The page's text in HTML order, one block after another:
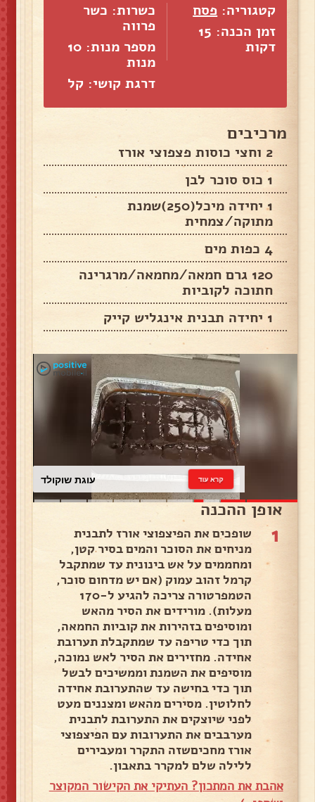
קטגוריה: פסח
זמן הכנה: 15
דקות
כשרות: כשר
פרווה
מספר מנות: 10
מנות
דרגת קושי: קל
מרכיבים
2 וחצי כוסות פצפוצי אורז
1 כוס סוכר לבן
1 יחידה מיכל(250)שמנת
מתוקה/צמחית
4 כפות מים
120 גרם חמאה/מחמאה/מרגרינה
חתוכה לקוביות
1 יחידה תבנית אינגליש קייק
עוגת שוקולד קרא עוד
אופן ההכנה
1
שופכים את הפיצפוצי אורז לתבנית
מניחים את הסוכר והמים בסיר קטן,
ומחממים על אש בינונית עד שמתקבל
קרמל זהוב עמוק (אם יש מדחום סוכר,
הטמפרטורה צריכה להגיע ל-170
מעלות). מורידים את הסיר מהאש
ומוסיפים בזהירות את קוביות החמאה,
תוך כדי טריפה עד שמתקבלת תערובת
אחידה. מחזירים את הסיר לאש נמוכה,
מוסיפים את השמנת וממשיכים לבשל
תוך כדי בחישה עד שהתערובת אחידה
לחלוטין. מסירים מהאש ומצננים מעט
לפני שיוצקים את התערובת לתבנית
מערבבים את התערובות עם הפיצפוצי
אורז מחכיםשזה התקרר ומעבירים
ללילה שלם למקרר בתאבון.
אהבת את המתכון? העתיקי את הקישור המקוצר